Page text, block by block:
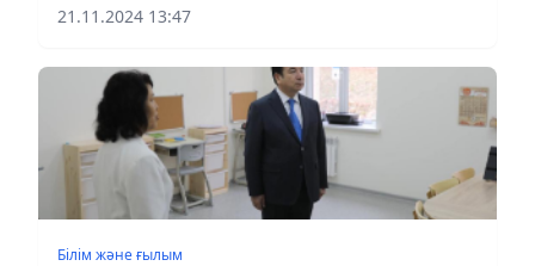
алаңында педагогикалық ұжымдармен, жеке
мектептер қауымдастығының басшыларымен
21.11.2024 13:47
Білім және ғылым